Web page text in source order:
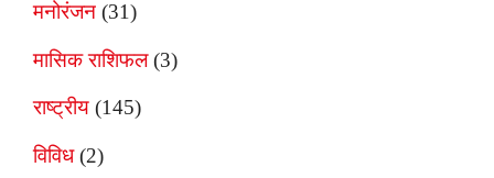
मनोरंजन (31)
मासिक राशिफल(3)
राष्ट्रीय (145)
विविध(2)